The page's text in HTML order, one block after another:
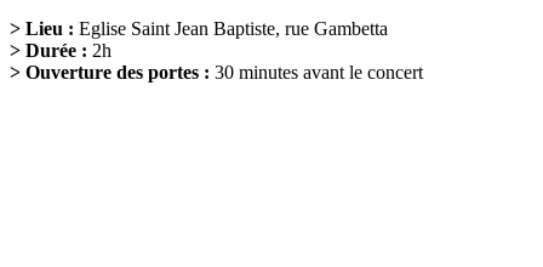
> Lieu : Eglise Saint Jean Baptiste, rue Gambetta
> Durée : 2h
> Ouverture des portes : 30 minutes avant le concert